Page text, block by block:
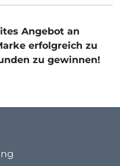
Angebot an
erfolgreich zu
zu gewinnen!